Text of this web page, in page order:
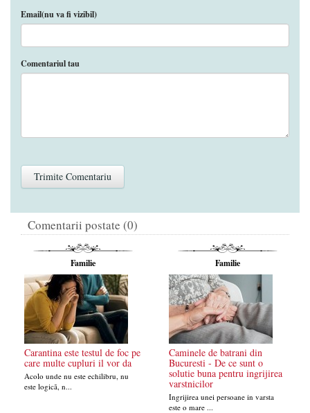
Email(nu va fi vizibil)
Comentariul tau
Comentarii postate (0)
Familie
Carantina este testul de foc pe
care multe cupluri il vor da
Acolo unde nu este echilibru, nu
este logicã, n...
Familie
Caminele de batrani din
Bucuresti - De ce sunt o
solutie buna pentru ingrijirea
varstnicilor
Ingrijirea unei persoane in varsta
este o mare ...